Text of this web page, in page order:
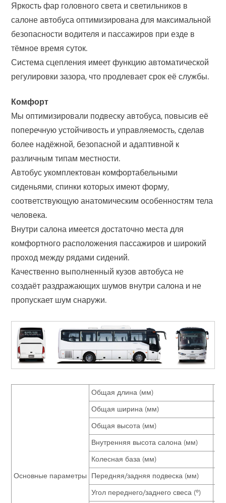
Яркость фар головного света и светильников в
салоне автобуса оптимизирована для максимальной
безопасности водителя и пассажиров при езде в
тёмное время суток.
Система сцепления имеет функцию автоматической
регулировки зазора, что продлевает срок её службы.
Комфорт
Мы оптимизировали подвеску автобуса, повысив её
поперечную устойчивость и управляемость, сделав
более надёжной, безопасной и адаптивной к
различным типам местности.
Автобус укомплектован комфортабельными
сиденьями, спинки которых имеют форму,
соответствующую анатомическим особенностям тела
человека.
Внутри салона имеется достаточно места для
комфортного расположения пассажиров и широкий
проход между рядами сидений.
Качественно выполненный кузов автобуса не
создаёт раздражающих шумов внутри салона и не
пропускает шум снаружи.
Основные параметры
Общая длина (мм)
Общая ширина (мм)
Общая высота (мм)
Внутренняя высота салона (мм)
Колесная база (мм)
Передняя/задняя подвеска (мм)
Угол переднего/заднего свеса (º)